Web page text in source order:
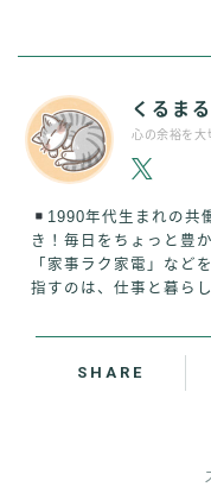
くるまる
心の余裕を大
1990年代生まれの共
き！毎日をちょっと豊
「家事ラク家電」など
指すのは、仕事と暮ら
SHARE